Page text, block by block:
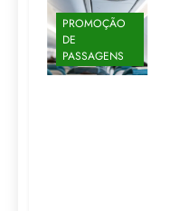
PROMOÇÃO
DE
PASSAGENS